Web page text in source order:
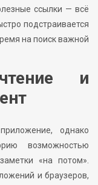
ссылки — всё
подстраивается
на поиск важной
и
однако
возможностью
«на потом».
и браузеров,